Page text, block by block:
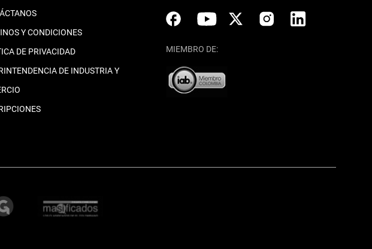
Y CONDICIONES
DE PRIVACIDAD
DE INDUSTRIA Y
MIEMBRO DE: